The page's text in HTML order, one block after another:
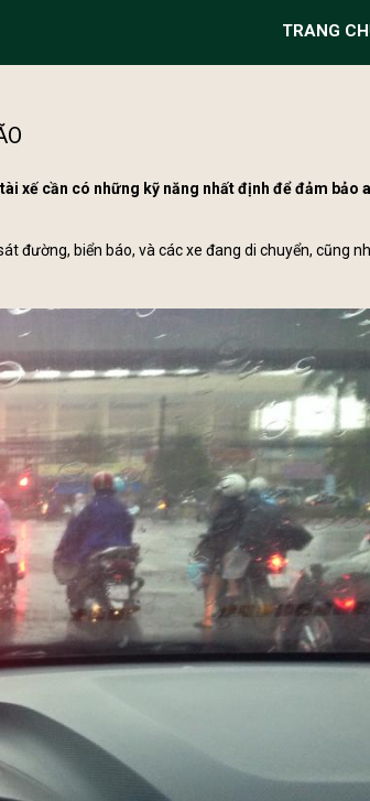
TRANG
xế cần có những kỹ năng nhất định để đảm bảo
đường, biển báo, và các xe đang di chuyển, cũng